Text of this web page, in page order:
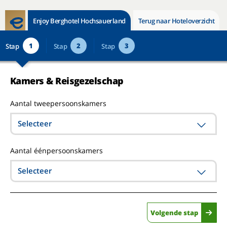
Enjoy Berghotel Hochsauerland Terug naar Hoteloverzicht
Stap 1 Stap 2 Stap 3
Kamers & Reisgezelschap
Aantal tweepersoonskamers
Selecteer
Aantal éénpersoonskamers
Selecteer
Volgende stap